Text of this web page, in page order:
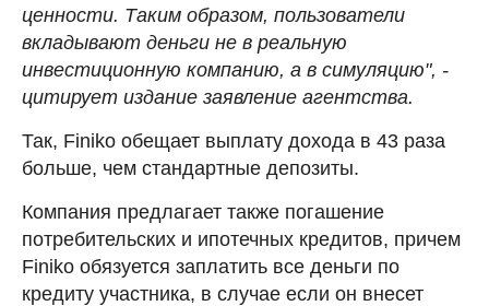
ценности. Таким образом, пользователи
вкладывают деньги не в реальную
инвестиционную компанию, а в симуляцию", -
цитирует издание заявление агентства.
Так, Finiko обещает выплату дохода в 43 раза
больше, чем стандартные депозиты.
Компания предлагает также погашение
потребительских и ипотечных кредитов, причем
Finiko обязуется заплатить все деньги по
кредиту участника, в случае если он внесет